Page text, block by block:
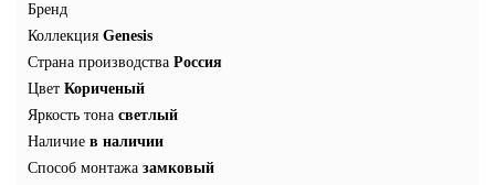
Бренд
Коллекция Genesis
Страна производства Россия
Цвет Кориченый
Яркость тона светлый
Наличие в наличии
Способ монтажа замковый